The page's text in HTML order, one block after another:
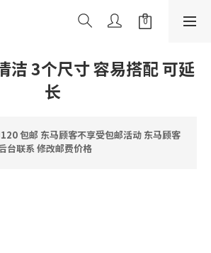
洁 3个尺寸 容易搭配 可延
长
包邮 东马顾客不享受包邮活动 东马顾客
台联系 修改邮费价格